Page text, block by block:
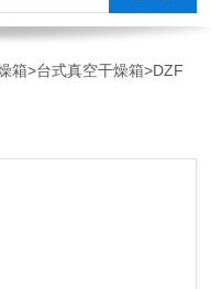
箱>台式真空干燥箱>DZF